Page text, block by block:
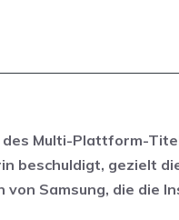
des Multi-Plattform-
beschuldigt, gezielt
von Samsung, die die